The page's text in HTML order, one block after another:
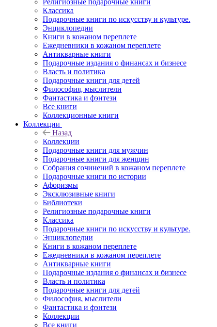
Религиозные подарочные книги
Классика
Подарочные книги по искусству и культуре.
Энциклопедии
Книги в кожаном переплете
Ежедневники в кожаном переплете
Антикварные книги
Подарочные издания о финансах и бизнесе
Власть и политика
Подарочные книги для детей
Философия, мыслители
Фантастика и фэнтези
Все книги
Коллекционные книги
Коллекции
Назад
Коллекции
Подарочные книги для мужчин
Подарочные книги для женщин
Собрания сочинений в кожаном переплете
Подарочные книги по истории
Афоризмы
Эксклюзивные книги
Библиотеки
Религиозные подарочные книги
Классика
Подарочные книги по искусству и культуре.
Энциклопедии
Книги в кожаном переплете
Ежедневники в кожаном переплете
Антикварные книги
Подарочные издания о финансах и бизнесе
Власть и политика
Подарочные книги для детей
Философия, мыслители
Фантастика и фэнтези
Коллекции
Все книги